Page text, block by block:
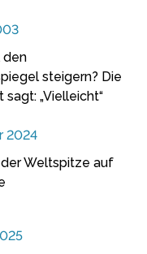
den
steigern? Die
„Vielleicht“
2024
Weltspitze auf